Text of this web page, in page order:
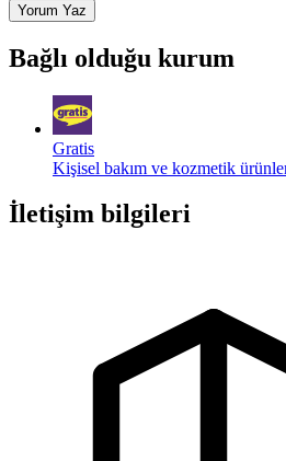
Yorum Yaz
Bağlı olduğu kurum
Gratis
Kişisel bakım ve kozmetik
İletişim bilgileri